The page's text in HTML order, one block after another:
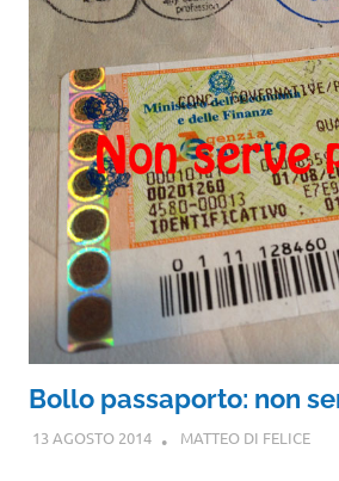
Bollo passaporto: non
13 AGOSTO 2014 MATTEO DI FELICE